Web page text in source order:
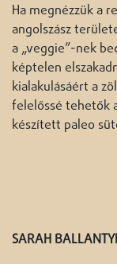
Ha megnézzük a
angolszász
a „veggie”-nek
képtelen
kialakulásáért a
felelőssé tehetők
készített paleo
SARAH